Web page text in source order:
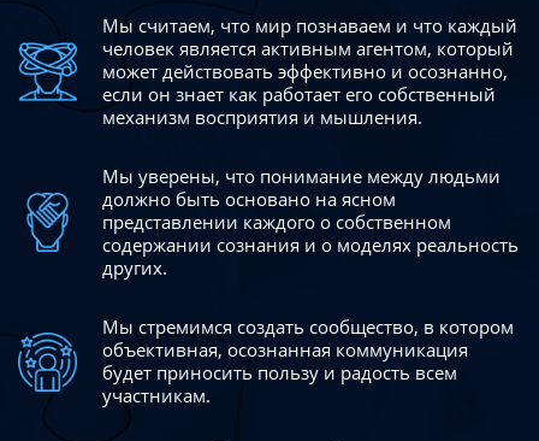
Мы считаем, что мир познаваем и что каждый
человек является активным агентом, который
может действовать эффективно и осознанно,
если он знает как работает его собственный
механизм восприятия и мышления.
Мы уверены, что понимание между людьми
должно быть основано на ясном
представлении каждого о собственном
содержании сознания и о моделях реальность
других.
Мы стремимся создать сообщество, в котором
объективная, осознанная коммуникация
будет приносить пользу и радость всем
участникам.